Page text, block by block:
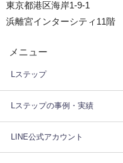
東京都港区海岸1-9-1
浜離宮インターシティ11階
メニュー
Lステップ
Lステップの事例・実績
LINE公式アカウント